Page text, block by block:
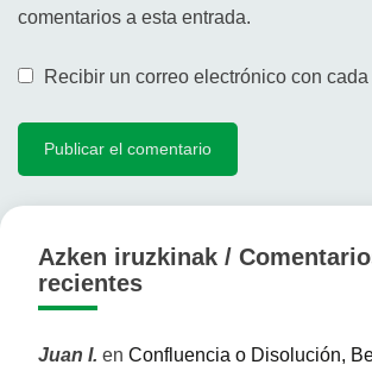
comentarios a esta entrada.
Recibir un correo electrónico con
Azken iruzkinak /
recientes
Juan I. en Confluencia o Disolución,